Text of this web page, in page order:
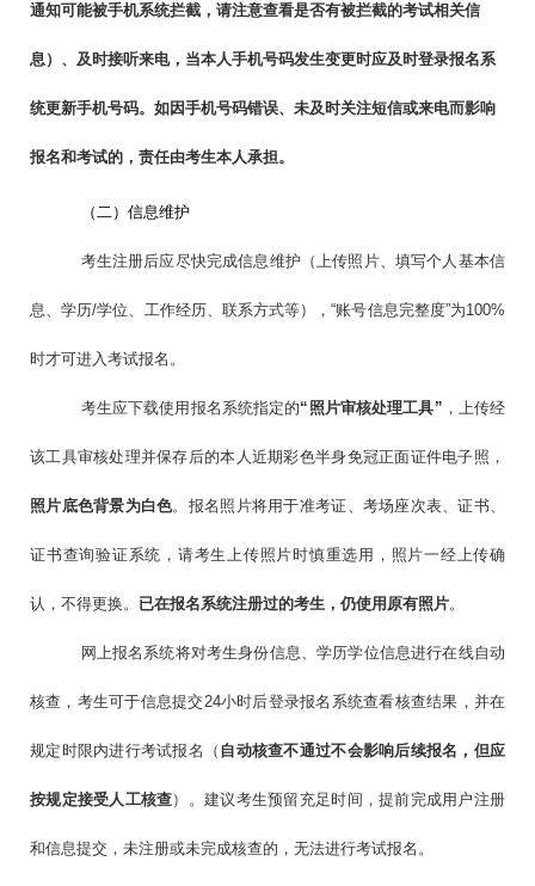
通知可能被手机系统拦截，请注意查看是否有被拦截的考试相关信
息）、及时接听来电，当本人手机号码发生变更时应及时登录报名系
统更新手机号码。如因手机号码错误、未及时关注短信或来电而影响
报名和考试的，责任由考生本人承担。
（二）信息维护
考生注册后应尽快完成信息维护（上传照片、填写个人基本信
息、学历/学位、工作经历、联系方式等），“账号信息完整度”为100%
时才可进入考试报名。
考生应下载使用报名系统指定的“照片审核处理工具” ，上传经
该工具审核处理并保存后的本人近期彩色半身免冠正面证件电子照，
照片底色背景为白色。报名照片将用于准考证、考场座次表、证书、
证书查询验证系统，请考生上传照片时慎重选用，照片一经上传确
认，不得更换。 已在报名系统注册过的考生，仍使用原有照片。
网上报名系统将对考生身份信息、学历学位信息进行在线自动
核查，考生可于信息提交24小时后登录报名系统查看核查结果，并在
规定时限内进行考试报名（ 自动核查不通过不会影响后续报名，但应
按规定接受人工核查）。建议考生预留充足时间，提前完成用户注册
和信息提交，未注册或未完成核查的，无法进行考试报名。